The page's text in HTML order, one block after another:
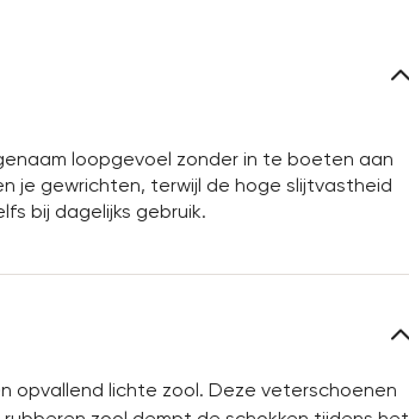
loopgevoel zonder in te boeten aan
je gewrichten, terwijl de hoge slijtvastheid
bij dagelijks gebruik.
opvallend lichte zool. Deze veterschoenen